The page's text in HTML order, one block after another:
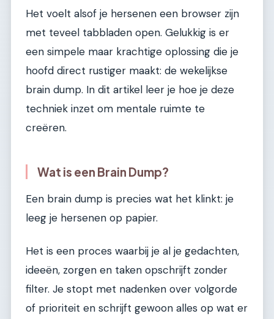
Het voelt alsof je hersenen een browser zijn
met teveel tabbladen open. Gelukkig is er
een simpele maar krachtige oplossing die je
hoofd direct rustiger maakt: de wekelijkse
brain dump. In dit artikel leer je hoe je deze
techniek inzet om mentale ruimte te
creëren.
Wat is een Brain Dump?
Een brain dump is precies wat het klinkt: je
leeg je hersenen op papier.
Het is een proces waarbij je al je gedachten,
ideeën, zorgen en taken opschrijft zonder
filter. Je stopt met nadenken over volgorde
of prioriteit en schrijft gewoon alles op wat er